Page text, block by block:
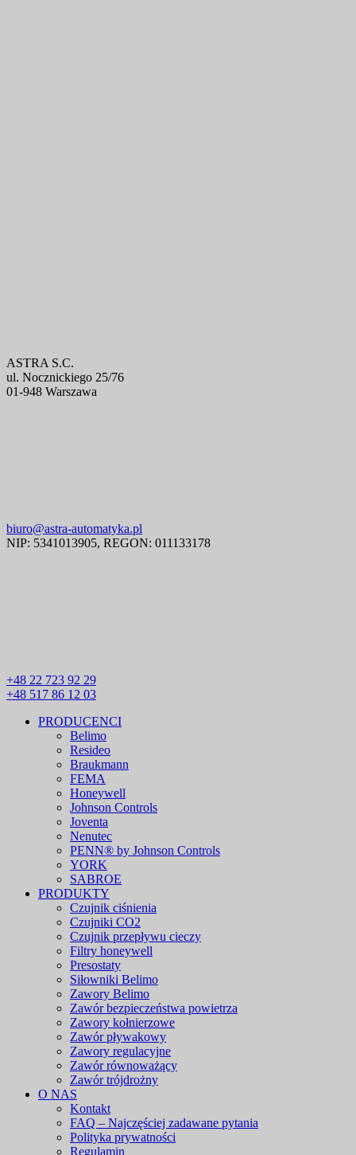
ASTRA S.C.
ul. Nocznickiego 25/76
01-948 Warszawa
biuro@astra-automatyka.pl
NIP: 5341013905, REGON: 011133178
+48 22 723 92 29
+48 517 86 12 03
PRODUCENCI
Belimo
Resideo
Braukmann
FEMA
Honeywell
Johnson Controls
Joventa
Nenutec
PENN® by Johnson Controls
YORK
SABROE
PRODUKTY
Czujnik ciśnienia
Czujniki CO2
Czujnik przepływu cieczy
Filtry honeywell
Presostaty
Siłowniki Belimo
Zawory Belimo
Zawór bezpieczeństwa powietrza
Zawory kołnierzowe
Zawór pływakowy
Zawory regulacyjne
Zawór równoważący
Zawór trójdrożny
O NAS
Kontakt
FAQ – Najczęściej zadawane pytania
Polityka prywatności
Regulamin